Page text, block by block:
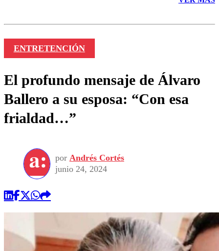
ENTRETENCIÓN
El profundo mensaje de Álvaro
Ballero a su esposa: “Con esa
frialdad…”
por Andrés Cortés
junio 24, 2024